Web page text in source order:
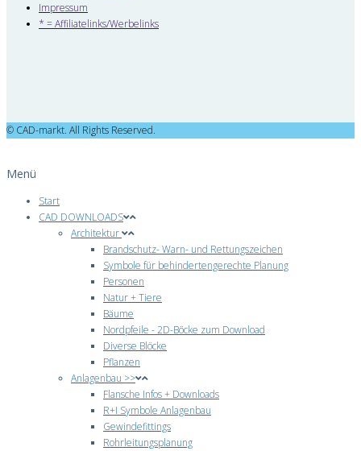
Impressum
* = Affiliatelinks/Werbelinks
© CAD-markt. All Rights Reserved.
Menü
Start
CAD DOWNLOADS
Architektur
Brandschutz- Warn- und Rettungszeichen
Symbole für behindertengerechte Planung
Personen
Natur + Tiere
Bäume
Nordpfeile - 2D-Böcke zum Download
Diverse Blöcke
Pflanzen
Anlagenbau >>
Flansche Infos + Downloads
R+I Symbole Anlagenbau
Gewindefittings
Rohrleitungsplanung